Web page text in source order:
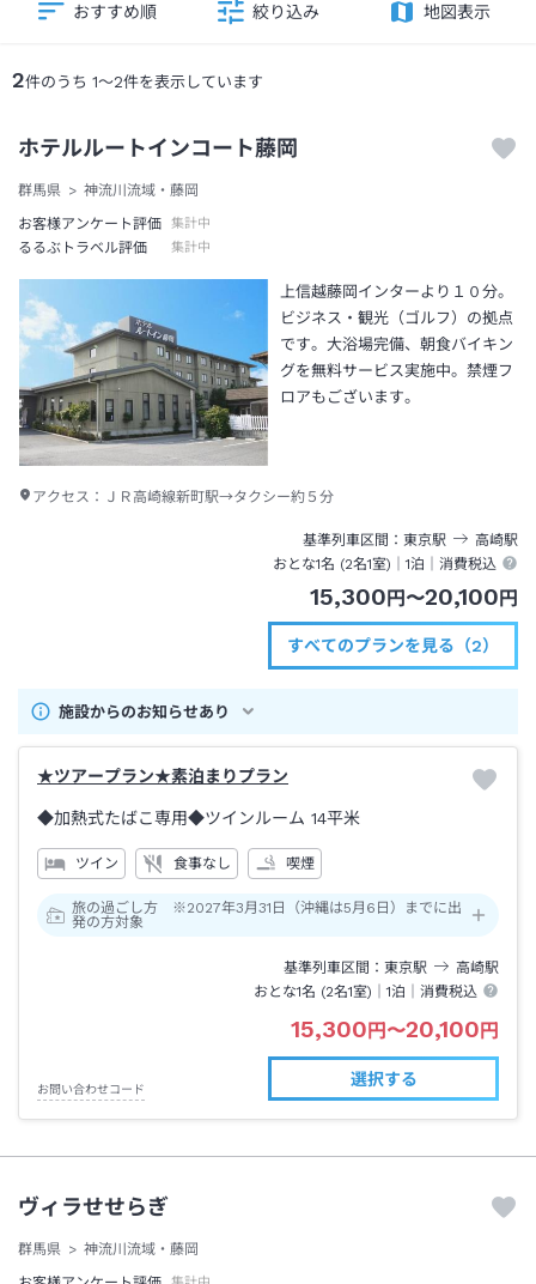
2件のうち 1～2件を表示しています
おすすめ順 絞り込み 地図表示
ホテルルートインコート藤岡
群馬県
神流川流域・藤岡
お客様アンケート評価
集計中
るるぶトラベル評価 集計中
上信越藤岡インターより１０分。
ビジネス・観光（ゴルフ）の拠点
です。大浴場完備、朝食バイキン
グを無料サービス実施中。禁煙フ
ロアもございます。
アクセス： ＪＲ高崎線新町駅→タクシー約５分
基準列車区間 東京駅 高崎駅
おとな1名 (2名1室)｜1泊 ｜消費税込
15,300 円 〜20,100 円
すべてのプランを見る（2）
施設からのお知らせあり
★ツアープラン★素泊まりプラン
◆加熱式たばこ専用◆ツインルーム 14平米
ツイン 食事なし 喫煙
旅の過ごし方 ※2027年3月31日（沖縄は5月6日）までに出
発の方対象
基準列車区間 東京駅 高崎駅
おとな1名 (2名1室)｜1泊 ｜消費税込
15,300 円 〜20,100 円
お問い合わせコード
選択する
ヴィラせせらぎ
群馬県
神流川流域・藤岡